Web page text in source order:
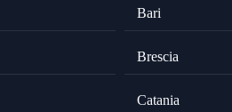
Bari
Brescia
Catania